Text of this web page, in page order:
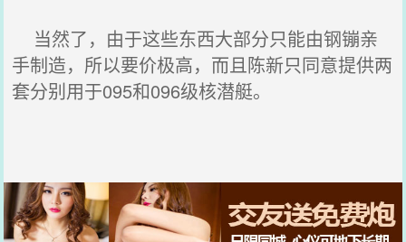
当然了，由于这些东西大部分只能由钢镚亲
手制造，所以要价极高，而且陈新只同意提供两
套分别用于095和096级核潜艇。